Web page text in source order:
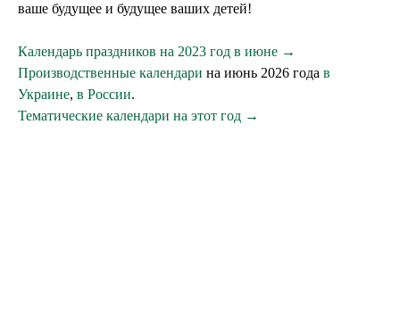
ваше будущее и будущее ваших детей!
Календарь праздников на 2023 год в июне →
Производственные календари на июнь 2026 года в
Украине, в России.
Тематические календари на этот год →